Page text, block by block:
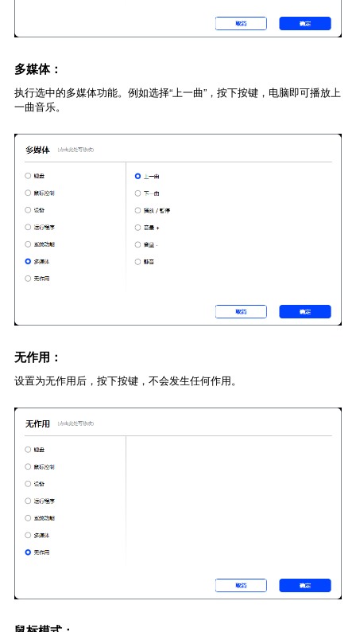
多媒体：
执行选中的多媒体功能。例如选择“上一曲”，按下按键，电脑即可播放上
一曲音乐。
无作用：
设置为无作用后，按下按键，不会发生任何作用。